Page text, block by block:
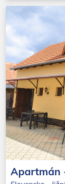
Apartmán